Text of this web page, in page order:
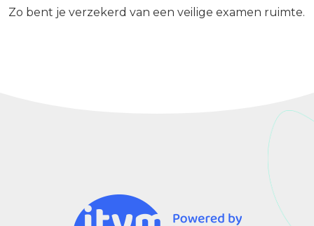
Zo bent je verzekerd van een veilige examen ruimte.